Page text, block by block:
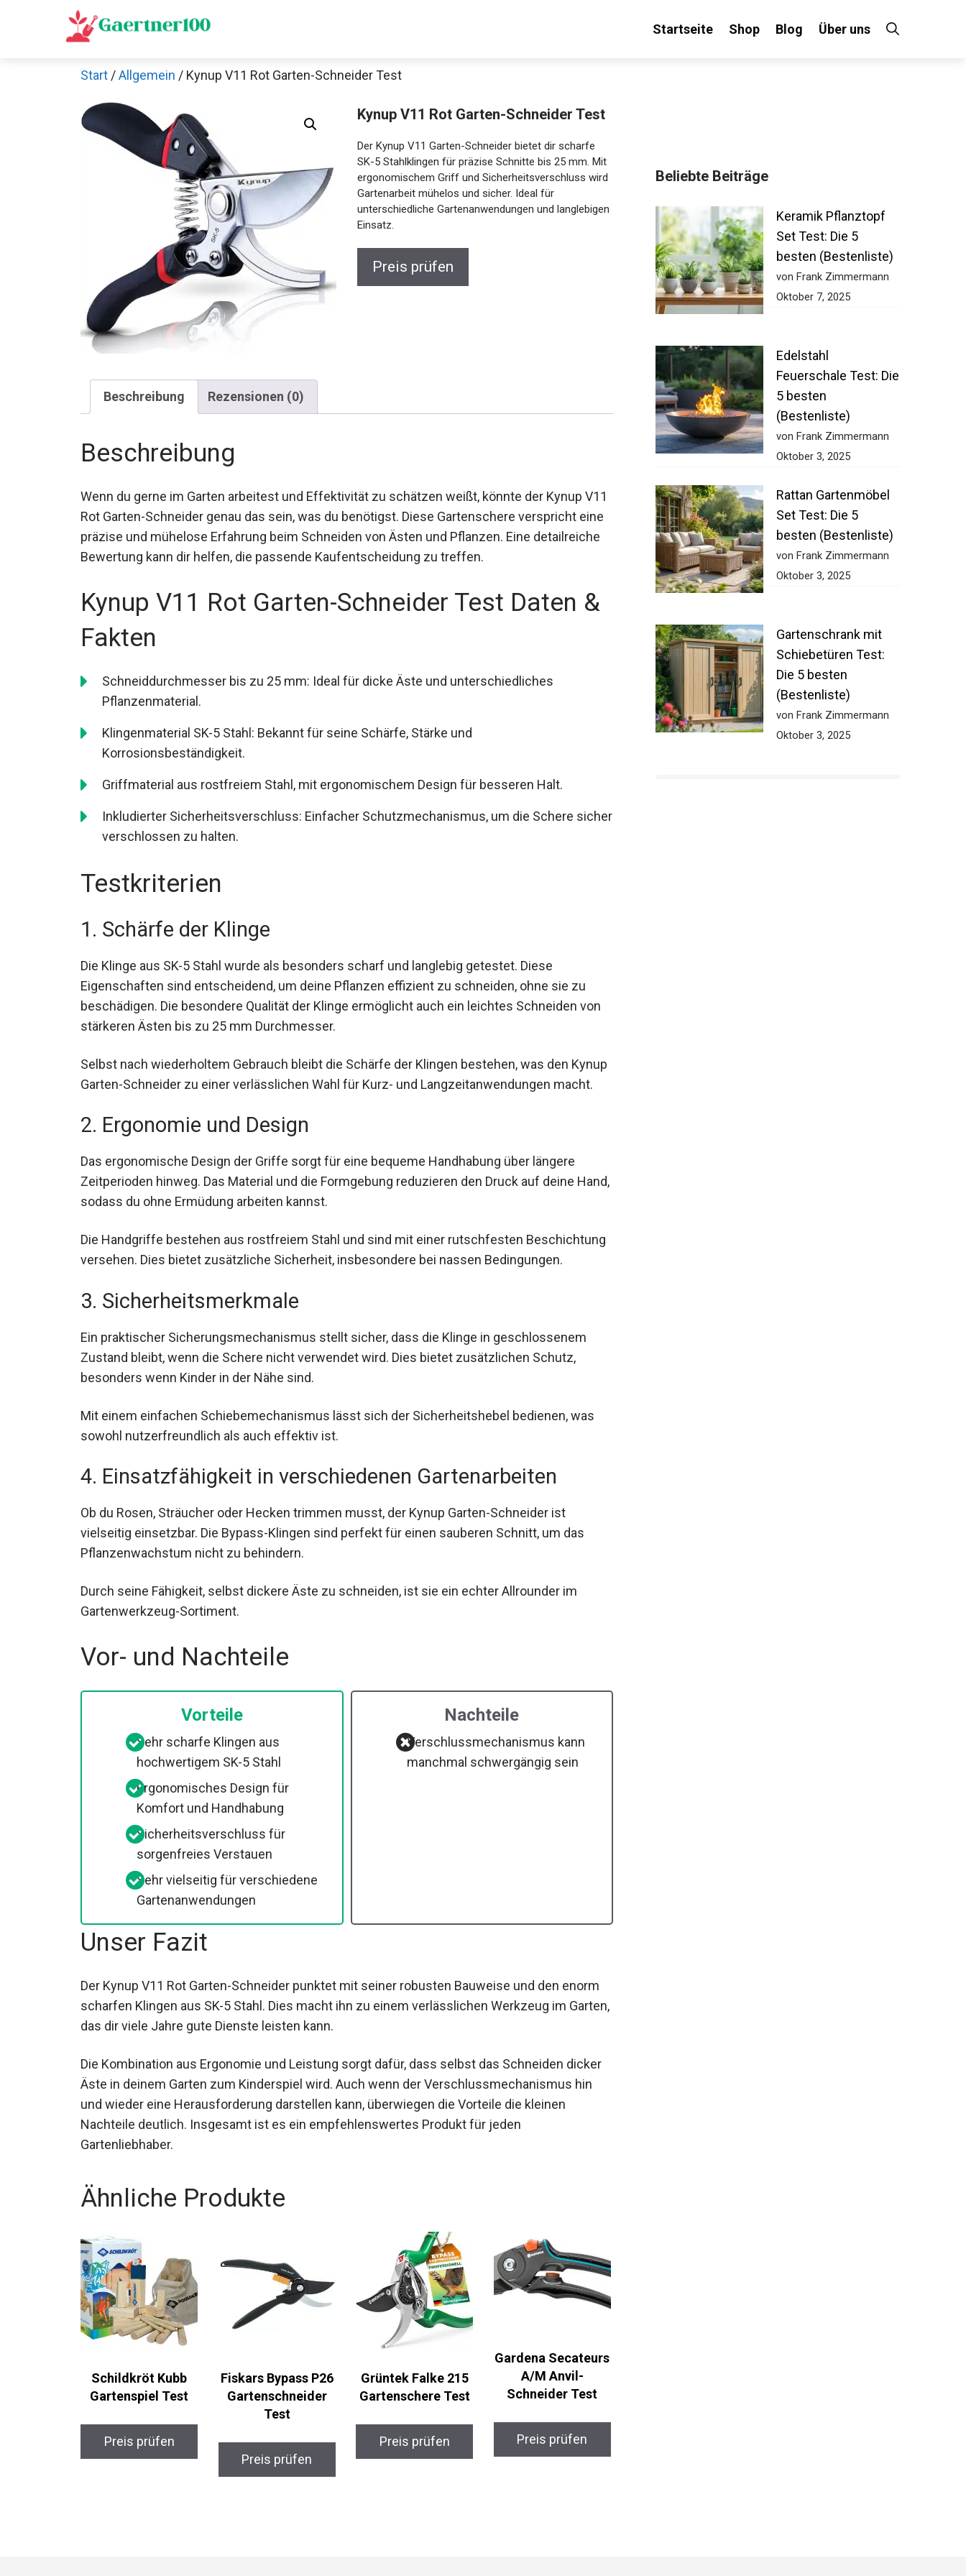
Startseite Shop Blog Über uns
Start /Allgemein / Kynup V11 Rot Garten-Schneider Test
Kynup V11 Rot Garten-Schneider Test
Der Kynup V11 Garten-Schneider bietet dir scharfe
SK-5 Stahlklingen für präzise Schnitte bis 25 mm. Mit
ergonomischem Griff und Sicherheitsverschluss wird
Gartenarbeit mühelos und sicher. Ideal für
unterschiedliche Gartenanwendungen und langlebigen
Einsatz.
Preis prüfen
Beschreibung Rezensionen (0)
Beschreibung
Wenn du gerne im Garten arbeitest und Effektivität zu schätzen weißt, könnte der Kynup V11
Rot Garten-Schneider genau das sein, was du benötigst. Diese Gartenschere verspricht eine
präzise und mühelose Erfahrung beim Schneiden von Ästen und Pflanzen. Eine detailreiche
Bewertung kann dir helfen, die passende Kaufentscheidung zu treffen.
Kynup V11 Rot Garten-Schneider Test Daten &
Fakten
Schneiddurchmesser bis zu 25 mm: Ideal für dicke Äste und unterschiedliches
Pflanzenmaterial.
Klingenmaterial SK-5 Stahl: Bekannt für seine Schärfe, Stärke und
Korrosionsbeständigkeit.
Griffmaterial aus rostfreiem Stahl, mit ergonomischem Design für besseren Halt.
Inkludierter Sicherheitsverschluss: Einfacher Schutzmechanismus, um die Schere sicher
verschlossen zu halten.
Testkriterien
1. Schärfe der Klinge
Die Klinge aus SK-5 Stahl wurde als besonders scharf und langlebig getestet. Diese
Eigenschaften sind entscheidend, um deine Pflanzen effizient zu schneiden, ohne sie zu
beschädigen. Die besondere Qualität der Klinge ermöglicht auch ein leichtes Schneiden von
stärkeren Ästen bis zu 25 mm Durchmesser.
Selbst nach wiederholtem Gebrauch bleibt die Schärfe der Klingen bestehen, was den Kynup
Garten-Schneider zu einer verlässlichen Wahl für Kurz- und Langzeitanwendungen macht.
2. Ergonomie und Design
Das ergonomische Design der Griffe sorgt für eine bequeme Handhabung über längere
Zeitperioden hinweg. Das Material und die Formgebung reduzieren den Druck auf deine Hand,
sodass du ohne Ermüdung arbeiten kannst.
Die Handgriffe bestehen aus rostfreiem Stahl und sind mit einer rutschfesten Beschichtung
versehen. Dies bietet zusätzliche Sicherheit, insbesondere bei nassen Bedingungen.
3. Sicherheitsmerkmale
Ein praktischer Sicherungsmechanismus stellt sicher, dass die Klinge in geschlossenem
Zustand bleibt, wenn die Schere nicht verwendet wird. Dies bietet zusätzlichen Schutz,
besonders wenn Kinder in der Nähe sind.
Mit einem einfachen Schiebemechanismus lässt sich der Sicherheitshebel bedienen, was
sowohl nutzerfreundlich als auch effektiv ist.
4. Einsatzfähigkeit in verschiedenen Gartenarbeiten
Ob du Rosen, Sträucher oder Hecken trimmen musst, der Kynup Garten-Schneider ist
vielseitig einsetzbar. Die Bypass-Klingen sind perfekt für einen sauberen Schnitt, um das
Pflanzenwachstum nicht zu behindern.
Durch seine Fähigkeit, selbst dickere Äste zu schneiden, ist sie ein echter Allrounder im
Gartenwerkzeug-Sortiment.
Vor- und Nachteile
Vorteile
Sehr scharfe Klingen aus
hochwertigem SK-5 Stahl
Ergonomisches Design für
Komfort und Handhabung
Sicherheitsverschluss für
sorgenfreies Verstauen
Sehr vielseitig für verschiedene
Gartenanwendungen
Nachteile
Verschlussmechanismus kann
manchmal schwergängig sein
Unser Fazit
Der Kynup V11 Rot Garten-Schneider punktet mit seiner robusten Bauweise und den enorm
scharfen Klingen aus SK-5 Stahl. Dies macht ihn zu einem verlässlichen Werkzeug im Garten,
das dir viele Jahre gute Dienste leisten kann.
Die Kombination aus Ergonomie und Leistung sorgt dafür, dass selbst das Schneiden dicker
Äste in deinem Garten zum Kinderspiel wird. Auch wenn der Verschlussmechanismus hin
und wieder eine Herausforderung darstellen kann, überwiegen die Vorteile die kleinen
Nachteile deutlich. Insgesamt ist es ein empfehlenswertes Produkt für jeden
Gartenliebhaber.
Ähnliche Produkte
Schildkröt Kubb
Gartenspiel Test
Preis prüfen
Fiskars Bypass P26
Gartenschneider
Test
Preis prüfen
Grüntek Falke 215
Gartenschere Test
Preis prüfen
Gardena Secateurs
A/M Anvil-
Schneider Test
Preis prüfen
Beliebte Beiträge
Keramik Pflanztopf
Set Test: Die 5
besten (Bestenliste)
von Frank Zimmermann
Oktober 7, 2025
Edelstahl
Feuerschale Test: Die
5 besten
(Bestenliste)
von Frank Zimmermann
Oktober 3, 2025
Rattan Gartenmöbel
Set Test: Die 5
besten (Bestenliste)
von Frank Zimmermann
Oktober 3, 2025
Gartenschrank mit
Schiebetüren Test:
Die 5 besten
(Bestenliste)
von Frank Zimmermann
Oktober 3, 2025